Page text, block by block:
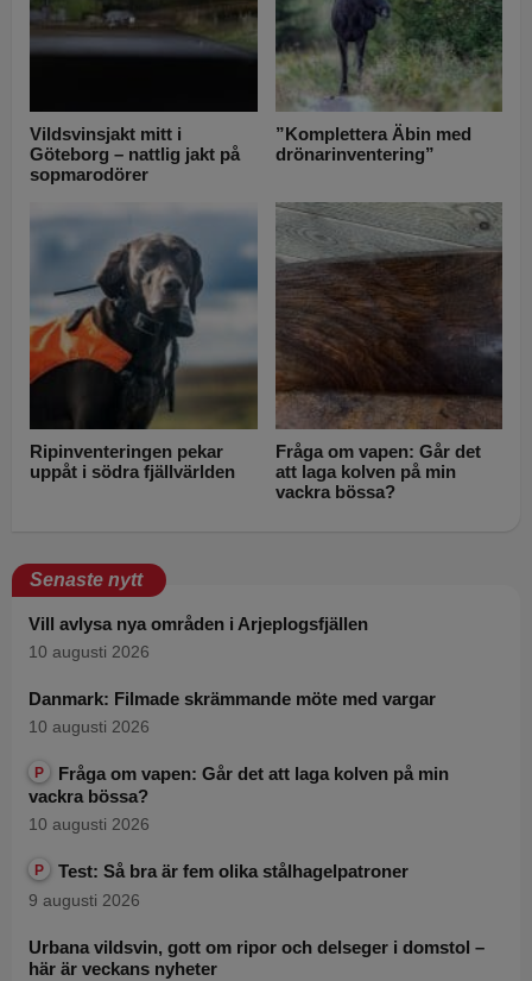
Vildsvinsjakt mitt i
Göteborg – nattlig jakt på
sopmarodörer
”Komplettera Äbin med
drönarinventering”
Ripinventeringen pekar
uppåt i södra fjällvärlden
Fråga om vapen: Går det
att laga kolven på min
vackra bössa?
Senaste nytt
Vill avlysa nya områden i Arjeplogsfjällen
10 augusti 2026
Danmark: Filmade skrämmande möte med vargar
10 augusti 2026
P
Fråga om vapen: Går det att laga kolven på min
vackra bössa?
10 augusti 2026
P Test: Så bra är fem olika stålhagelpatroner
9 augusti 2026
Urbana vildsvin, gott om ripor och delseger i domstol –
här är veckans nyheter